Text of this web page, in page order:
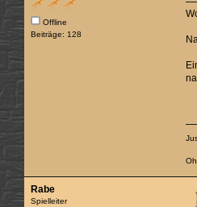
Offline
Beiträge: 128
Rabe
Spielleiter